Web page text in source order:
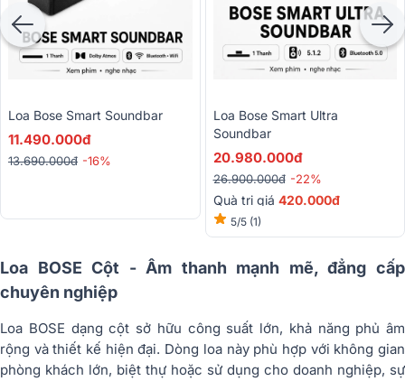
Loa Bose Smart Soundbar
11.490.000đ
13.690.000đ -16%
Loa Bose Smart Ultra
Soundbar
20.980.000đ
26.900.000đ -22%
Quà trị giá 420.000đ
5/5 (1)
Loa BOSE Cột - Âm thanh mạnh mẽ, đẳng cấp
chuyên nghiệp
Loa BOSE dạng cột sở hữu công suất lớn, khả năng phủ âm
rộng và thiết kế hiện đại. Dòng loa này phù hợp với không gian
phòng khách lớn, biệt thự hoặc sử dụng cho doanh nghiệp, sự